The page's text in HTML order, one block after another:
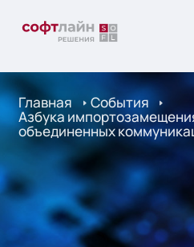
Главная События
Азбука
объединенных